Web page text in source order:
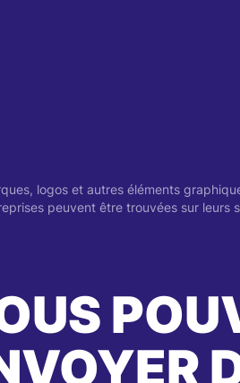
logos et autres éléments
peuvent être trouvées sur leurs